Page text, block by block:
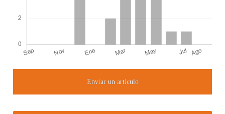
Detalles del artículoEnviar un artículo